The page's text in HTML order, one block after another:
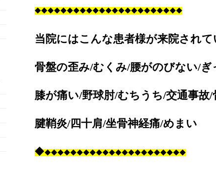
◆◆◆◆◆◆◆◆◆◆◆◆◆◆◆◆◆◆◆◆◆◆◆
当院にはこんな患者様が来院され
骨盤の歪み/むくみ/腰がのびない/ぎ
膝が痛い/野球肘/むちうち/交通事故/
腱鞘炎/四十肩/坐骨神経痛/めまい
◆◆◆◆◆◆◆◆◆◆◆◆◆◆◆◆◆◆◆◆◆◆◆